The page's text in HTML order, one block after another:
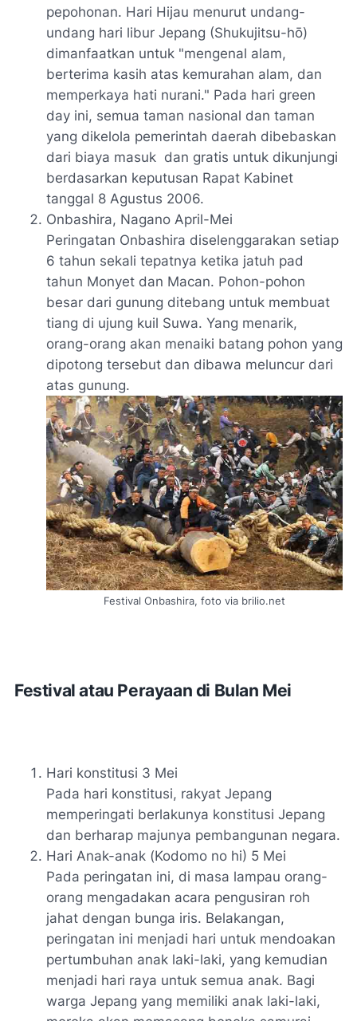
pepohonan. Hari Hijau menurut undang-
undang hari libur Jepang (Shukujitsu-hō)
dimanfaatkan untuk "mengenal alam,
berterima kasih atas kemurahan alam, dan
memperkaya hati nurani." Pada hari green
day ini, semua taman nasional dan taman
yang dikelola pemerintah daerah dibebaskan
dari biaya masuk dan gratis untuk dikunjungi
berdasarkan keputusan Rapat Kabinet
tanggal 8 Agustus 2006.
Onbashira, Nagano April-Mei
Peringatan Onbashira diselenggarakan setiap
6 tahun sekali tepatnya ketika jatuh pad
tahun Monyet dan Macan. Pohon-pohon
besar dari gunung ditebang untuk membuat
tiang di ujung kuil Suwa. Yang menarik,
orang-orang akan menaiki batang pohon yang
dipotong tersebut dan dibawa meluncur dari
atas gunung.
Festival Onbashira, foto via brilio.net
Festival atau Perayaan di Bulan Mei
Hari konstitusi 3 Mei
Pada hari konstitusi, rakyat Jepang
memperingati berlakunya konstitusi Jepang
dan berharap majunya pembangunan negara.
Hari Anak-anak (Kodomo no hi) 5 Mei
Pada peringatan ini, di masa lampau orang-
orang mengadakan acara pengusiran roh
jahat dengan bunga iris. Belakangan,
peringatan ini menjadi hari untuk mendoakan
pertumbuhan anak laki-laki, yang kemudian
menjadi hari raya untuk semua anak. Bagi
warga Jepang yang memiliki anak laki-laki,